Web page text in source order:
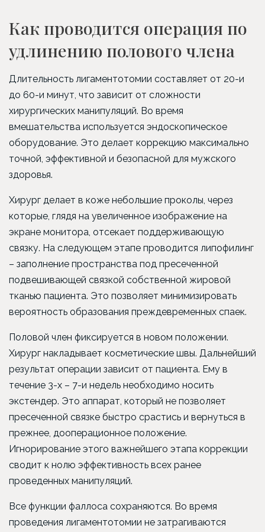
Как проводится операция по
удлинению полового члена
Длительность лигаментотомии составляет от 20-и
до 60-и минут, что зависит от сложности
хирургических манипуляций. Во время
вмешательства используется эндоскопическое
оборудование. Это делает коррекцию максимально
точной, эффективной и безопасной для мужского
здоровья.
Хирург делает в коже небольшие проколы, через
которые, глядя на увеличенное изображение на
экране монитора, отсекает поддерживающую
связку. На следующем этапе проводится липофилинг
– заполнение пространства под пресеченной
подвешивающей связкой собственной жировой
тканью пациента. Это позволяет минимизировать
вероятность образования преждевременных спаек.
Половой член фиксируется в новом положении.
Хирург накладывает косметические швы. Дальнейший
результат операции зависит от пациента. Ему в
течение 3-х – 7-и недель необходимо носить
экстендер. Это аппарат, который не позволяет
пресеченной связке быстро срастись и вернуться в
прежнее, дооперационное положение.
Игнорирование этого важнейшего этапа коррекции
сводит к нолю эффективность всех ранее
проведенных манипуляций.
Все функции фаллоса сохраняются. Во время
проведения лигаментотомии не затрагиваются